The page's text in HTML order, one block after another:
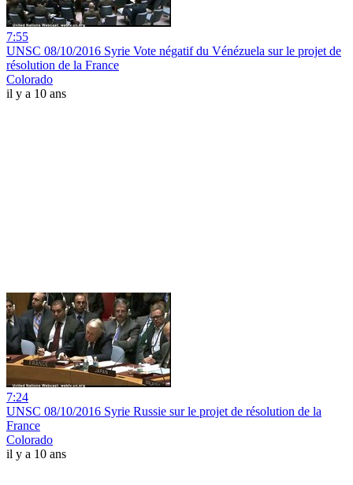
7:55
UNSC 08/10/2016 Syrie Vote négatif du Vénézuela sur le projet de
résolution de la France
Colorado
il y a 10 ans
7:24
UNSC 08/10/2016 Syrie Russie sur le projet de résolution de la
France
Colorado
il y a 10 ans